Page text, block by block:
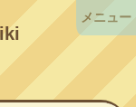
メニュー